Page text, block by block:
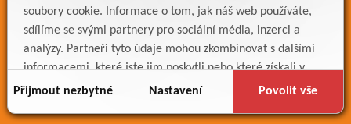
soubory cookie. Informace o tom, jak náš web používáte,
sdílíme se svými partnery pro sociální média, inzerci a
analýzy. Partneři tyto údaje mohou zkombinovat s dalšími
informacemi, které jste jim poskytli nebo které získali v
důsledku toho, že používáte jejich služby.
Přijmout nezbytné Nastavení Povolit vše
Bakaláři
Jídelníček
Meteostanice